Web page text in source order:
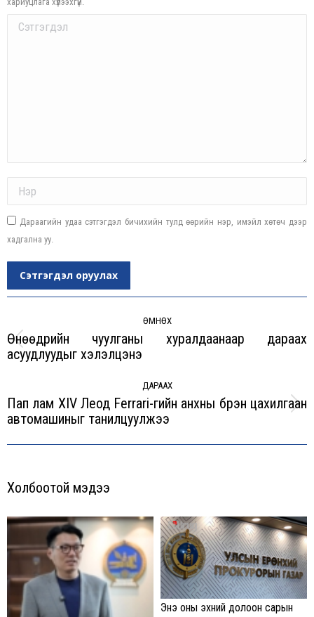
Comment
Дараагийн удаа сэтгэгдэл бичихийн тулд өөрийн нэр, имэйл хөтөч дээр
хадгална уу.
Сэтгэгдэл оруулах
ӨМНӨХ
Previous
Өнөөдрийн чуулганы хуралдаанаар дараах
асуудлуудыг хэлэлцэнэ
ДАРААХ
Next
Пап лам XIV Леод Ferrari-гийн анхны бүрэн цахилгаан
автомашиныг танилцуулжээ
Холбоотой мэдээ
Энэ оны эхний долоон сарын